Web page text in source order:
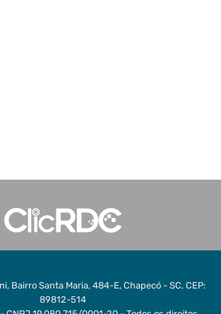
Bairro Santa Maria, 484-E, Chapecó - SC, CEP:
89812-514